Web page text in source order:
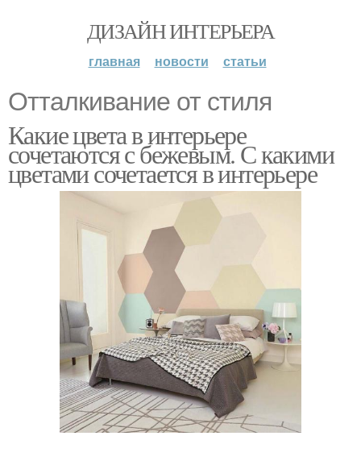
ДИЗАЙН ИНТЕРЬЕРА
главная новости статьи
Отталкивание от стиля
Какие цвета в интерьере
сочетаются с бежевым. С какими
цветами сочетается в интерьере